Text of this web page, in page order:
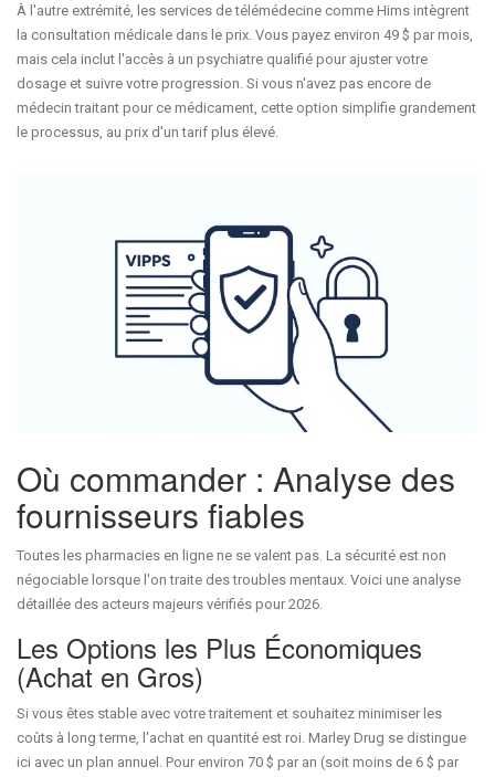
À l'autre extrémité, les services de télémédecine comme Hims intègrent
la consultation médicale dans le prix. Vous payez environ 49 $ par mois,
mais cela inclut l'accès à un psychiatre qualifié pour ajuster votre
dosage et suivre votre progression. Si vous n'avez pas encore de
médecin traitant pour ce médicament, cette option simplifie grandement
le processus, au prix d'un tarif plus élevé.
Où commander : Analyse des
fournisseurs fiables
Toutes les pharmacies en ligne ne se valent pas. La sécurité est non
négociable lorsque l'on traite des troubles mentaux. Voici une analyse
détaillée des acteurs majeurs vérifiés pour 2026.
Les Options les Plus Économiques
(Achat en Gros)
Si vous êtes stable avec votre traitement et souhaitez minimiser les
coûts à long terme, l'achat en quantité est roi. Marley Drug se distingue
ici avec un plan annuel. Pour environ 70 $ par an (soit moins de 6 $ par